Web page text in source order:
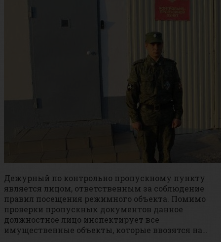
Дежурный по контрольно пропускному пункту
является лицом, ответственным за соблюдение
правил посещения режимного объекта. Помимо
проверки пропускных документов данное
должностное лицо инспектирует все
имущественные объекты, которые ввозятся на…